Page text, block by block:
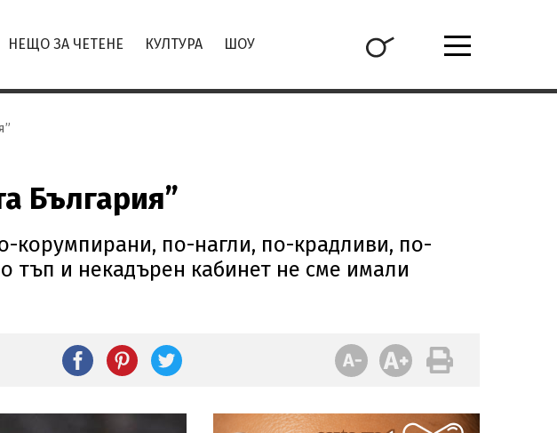
НЕЩО ЗА ЧЕТЕНЕ КУЛТУРА ШОУ
България”
корумпирани, по-нагли, по-крадливи, по-
тъп и некадърен кабинет не сме имали